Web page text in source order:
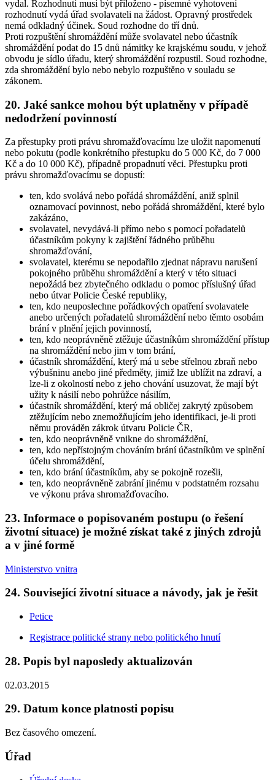
vydal. Rozhodnutí musí být přiloženo - písemné vyhotovení
rozhodnutí vydá úřad svolavateli na žádost. Opravný prostředek
nemá odkladný účinek. Soud rozhodne do tří dnů.
Proti rozpuštění shromáždění může svolavatel nebo účastník
shromáždění podat do 15 dnů námitky ke krajskému soudu, v jehož
obvodu je sídlo úřadu, který shromáždění rozpustil. Soud rozhodne,
zda shromáždění bylo nebo nebylo rozpuštěno v souladu se
zákonem.
20. Jaké sankce mohou být uplatněny v případě
nedodržení povinností
Za přestupky proti právu shromažďovacímu lze uložit napomenutí
nebo pokutu (podle konkrétního přestupku do 5 000 Kč, do 7 000
Kč a do 10 000 Kč), případně propadnutí věci. Přestupku proti
právu shromažďovacímu se dopustí:
ten, kdo svolává nebo pořádá shromáždění, aniž splnil
oznamovací povinnost, nebo pořádá shromáždění, které bylo
zakázáno,
svolavatel, nevydává-li přímo nebo s pomocí pořadatelů
účastníkům pokyny k zajištění řádného průběhu
shromažďování,
svolavatel, kterému se nepodařilo zjednat nápravu narušení
pokojného průběhu shromáždění a který v této situaci
nepožádá bez zbytečného odkladu o pomoc příslušný úřad
nebo útvar Policie České republiky,
ten, kdo neuposlechne pořádkových opatření svolavatele
anebo určených pořadatelů shromáždění nebo těmto osobám
brání v plnění jejich povinností,
ten, kdo neoprávněně ztěžuje účastníkům shromáždění přístup
na shromáždění nebo jim v tom brání,
účastník shromáždění, který má u sebe střelnou zbraň nebo
výbušninu anebo jiné předměty, jimiž lze ublížit na zdraví, a
lze-li z okolností nebo z jeho chování usuzovat, že mají být
užity k násilí nebo pohrůžce násilím,
účastník shromáždění, který má obličej zakrytý způsobem
ztěžujícím nebo znemožňujícím jeho identifikaci, je-li proti
němu prováděn zákrok útvaru Policie ČR,
ten, kdo neoprávněně vnikne do shromáždění,
ten, kdo nepřístojným chováním brání účastníkům ve splnění
účelu shromáždění,
ten, kdo brání účastníkům, aby se pokojně rozešli,
ten, kdo neoprávněně zabrání jinému v podstatném rozsahu
ve výkonu práva shromažďovacího.
23. Informace o popisovaném postupu (o řešení
životní situace) je možné získat také z jiných zdrojů
a v jiné formě
Ministerstvo vnitra
24. Související životní situace a návody, jak je řešit
Petice
Registrace politické strany nebo politického hnutí
28. Popis byl naposledy aktualizován
02.03.2015
29. Datum konce platnosti popisu
Bez časového omezení.
Úřad